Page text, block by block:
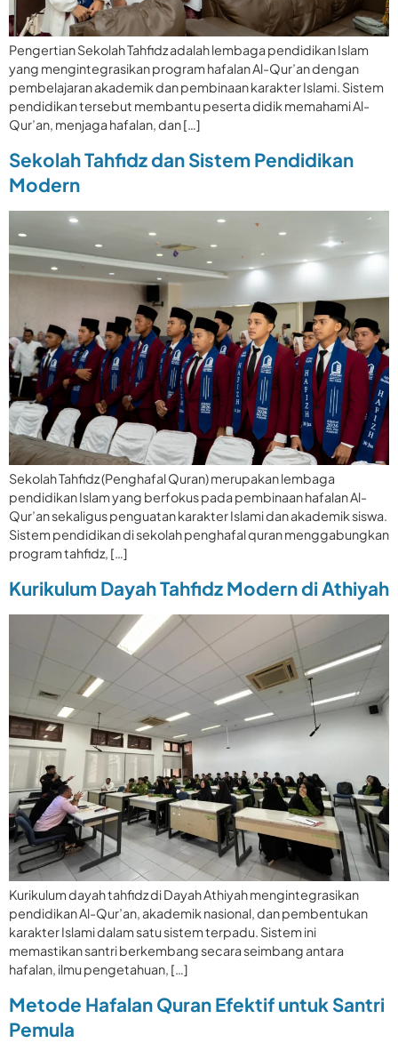
Pengertian Sekolah Tahfidz adalah lembaga pendidikan Islam
yang mengintegrasikan program hafalan Al-Qur’an dengan
pembelajaran akademik dan pembinaan karakter Islami. Sistem
pendidikan tersebut membantu peserta didik memahami Al-
Qur’an, menjaga hafalan, dan […]
Sekolah Tahfidz dan Sistem Pendidikan
Modern
Sekolah Tahfidz (Penghafal Quran) merupakan lembaga
pendidikan Islam yang berfokus pada pembinaan hafalan Al-
Qur’an sekaligus penguatan karakter Islami dan akademik siswa.
Sistem pendidikan di sekolah penghafal quran menggabungkan
program tahfidz, […]
Kurikulum Dayah Tahfidz Modern di Athiyah
Kurikulum dayah tahfidz di Dayah Athiyah mengintegrasikan
pendidikan Al-Qur’an, akademik nasional, dan pembentukan
karakter Islami dalam satu sistem terpadu. Sistem ini
memastikan santri berkembang secara seimbang antara
hafalan, ilmu pengetahuan, […]
Metode Hafalan Quran Efektif untuk Santri
Pemula